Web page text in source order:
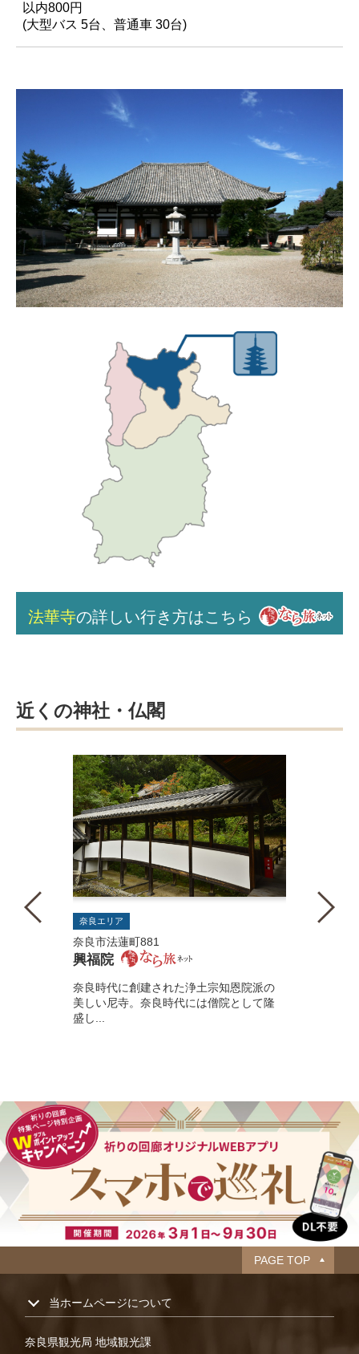
以内800円
(大型バス 5台、普通車 30台)
法華寺の詳しい行き方はこちら
近くの神社・仏閣
奈良エリア
奈良市法蓮町881
興福院
奈良時代に創建された浄土宗知恩院派の
美しい尼寺。奈良時代には僧院として隆
盛し...
PAGE TOP
当ホームページについて
奈良県観光局 地域観光課